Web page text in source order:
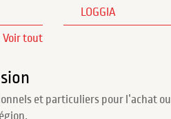
Voir tout
LOGGIA
et particuliers pour l’achat